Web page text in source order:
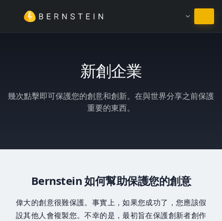
繼續使用繁體中文
新創企業
幾次點擊即可保護您的創意和創新。在與世界分享之前保護
重要的東西。
Bernstein 如何幫助保護您的創意
偉大的創意很難保護。事實上，如果您成功了，您應該假
設其他人會複製您。不幸的是，最初旨在保護創新者創作